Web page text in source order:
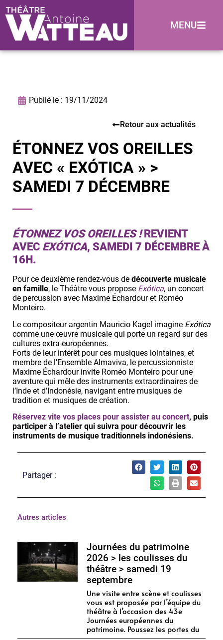
MENU
Publié le : 19/11/2024
Retour aux actualités
ÉTONNEZ VOS OREILLES
AVEC « EXÓTICA » >
SAMEDI 7 DÉCEMBRE
ÉTONNEZ VOS OREILLES !REVIENT
AVEC EXÓTICA, SAMEDI 7 DÉCEMBRE À
16H.
Pour ce deuxième rendez-vous de découverte musicale
en famille, le Théâtre vous propose Exótica, un concert
de percussion avec Maxime Échardour et Roméo
Monteiro.
Le compositeur argentin Mauricio Kagel imagine Exótica
comme une œuvre musicale qui porte un regard sur des
cultures extra-européennes.
Forts de leur intérêt pour ces musiques lointaines, et
membre de l’Ensemble Almaviva, le percussionniste
Maxime Échardour invite Roméo Monteiro pour une
aventure qui mêle des instruments extraordinaires de
l’Inde et d’Indonésie, navigant entre musiques de
tradition et musiques de création.
Réservez vite vos places pour assister au concert, puis
participer à l’atelier qui suivra pour découvrir les
instruments de musique traditionnels indonésiens.
Partager :
Autres articles
Journées du patrimoine
2026 > les coulisses du
théâtre > samedi 19
septembre
Une visite entre scène et coulisses
vous est proposée par l’équipe du
théâtre à l’occasion des 43e
Journées européennes du
patrimoine. Poussez les portes du